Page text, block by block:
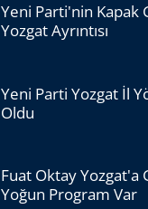
Yeni Parti'nin Kapak
Yozgat Ayrıntısı
Yeni Parti Yozgat İl
Oldu
Fuat Oktay Yozgat'a
Yoğun Program Var